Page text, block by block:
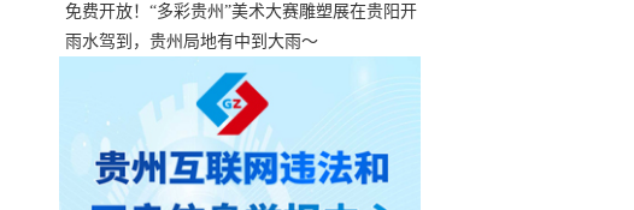
资工作实施细则
免费开放！“多彩贵州”美术大赛雕塑展在贵阳开
展，持续至1月19日
雨水驾到，贵州局地有中到大雨～